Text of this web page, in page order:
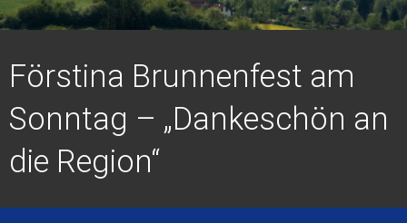
Förstina Brunnenfest am
Sonntag – „Dankeschön an
die Region“